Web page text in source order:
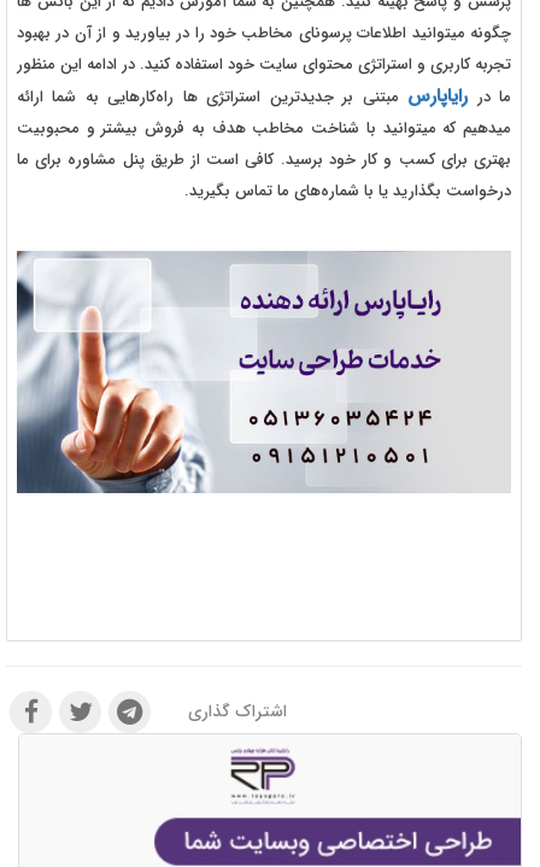
چگونه میتوانید اطلاعات پرسونای مخاطب خود را در بیاورید و از آن در بهبود
تجربه کاربری و استراتژی محتوای سایت خود استفاده کنید. در ادامه این منظور
ما دررایاپارس مبتنی بر جدیدترین استراتژی ها راه‌کارهایی به شما ارائه
میدهیم که میتوانید با شناخت مخاطب هدف به فروش بیشتر و محبوبیت
بهتری برای کسب و کار خود برسید. کافی است از طریق پنل مشاوره برای ما
درخواست بگذارید یا با شماره‌های ما تماس بگیرید.
اشتراک گذاری